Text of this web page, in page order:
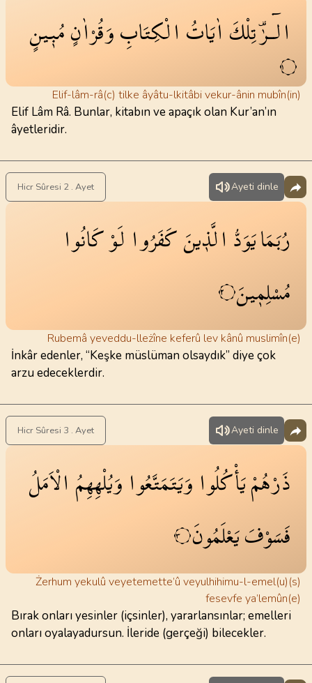
الٓـرٰ۠تِلْكَاٰيَاتُ الْكِتَابِوَقُرْاٰنٍمُب۪ينٍ
١
Elif-lâm-râ(c) tilke âyâtu-lkitâbi vekur-ânin mubîn(in)
Elif Lâm Râ. Bunlar, kitabın ve apaçık olan Kur’an’ın
âyetleridir.
Hicr Sûresi 2 . Ayet Ayeti dinle
رُبَمَايَوَدُّ الَّذ۪ينَكَفَرُوا لَوْكَانُوا
مُسْلِم۪ينَ ٢
Rubemâ yeveddu-lleżîne keferû lev kânû muslimîn(e)
İnkâr edenler, “Keşke müslüman olsaydık” diye çok
arzu edeceklerdir.
Hicr Sûresi 3 . Ayet Ayeti dinle
ذَرْهُمْيَأْكُلُوا وَيَتَمَتَّعُوا وَيُلْهِهِمُ الْاَمَلُ
فَسَوْفَيَعْلَمُونَ ٣
Żerhum yekulû veyetemette’û veyulhihimu-l-emel(u)(s)
fesevfe ya’lemûn(e)
Bırak onları yesinler (içsinler), yararlansınlar; emelleri
onları oyalayadursun. İleride (gerçeği) bilecekler.